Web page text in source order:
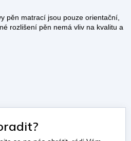
pěn matrací jsou pouze orientační,
rozlišení pěn nemá vliv na kvalitu a